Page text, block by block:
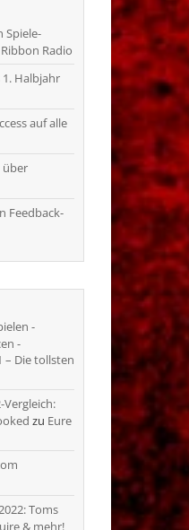
Spiele-
Radio
Halbjahr
auf alle
über
Feedback-
-
-
– Die tollsten
Vergleich:
zu Eure
Toms
& mehr!